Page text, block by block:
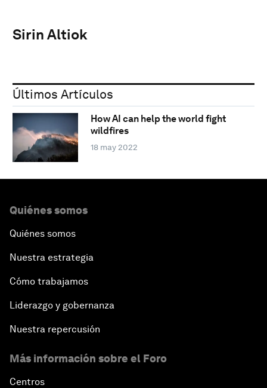
Sirin Altiok
Últimos Artículos
How AI can help the world fight
wildfires
18 may 2022
Quiénes somos
Quiénes somos
Nuestra estrategia
Cómo trabajamos
Liderazgo y gobernanza
Nuestra repercusión
Más información sobre el Foro
Centros